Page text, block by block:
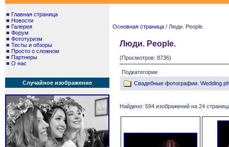
■ Главная страница
■ Новости
■ Галерея
■ Форум
■ Фототуризм
■ Тесты и обзоры
■ Просто о сложном
■ Партнеры
■ О нас
Случайное изображение
Основная страница / Люди. People.
Люди. People.
(Просмотров: 8736)
Подкатегории
Свадебные фотографии. Wedding
Найдено: 594 изображений на 24